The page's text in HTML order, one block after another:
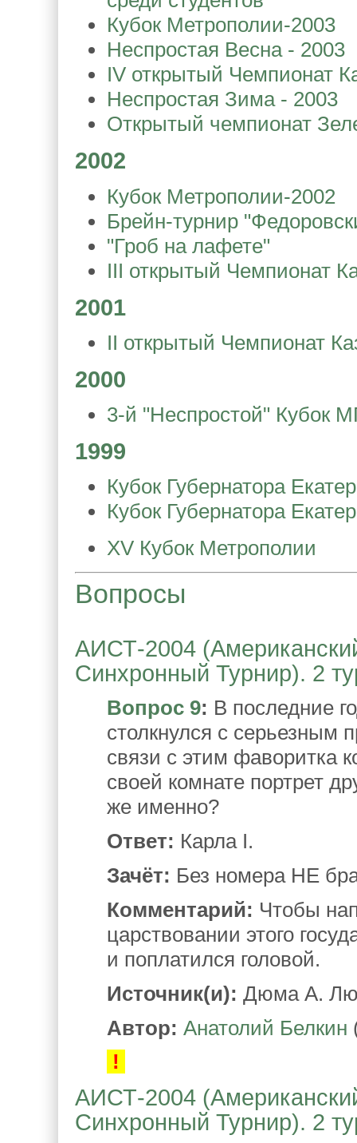
Кубок Метрополии-2003
Неспростая Весна - 2003
IV открытый Чемпионат
Неспростая Зима - 2003
Открытый чемпионат
2002
Кубок Метрополии-2002
Брейн-турнир
"Гроб на лафете"
III открытый Чемпионат
2001
II открытый Чемпионат
2000
3-й "Неспростой" Кубок
1999
Кубок Губернатора
Кубок Губернатора
XV Кубок Метрополии
Вопросы
АИСТ-2004
Синхронный Турнир). 2
Вопрос 9: В последние
столкнулся с серьезным
связи с этим фаворитка
своей комнате портрет
же именно?
Ответ: Карла I.
Зачёт: Без номера НЕ
Комментарий: Чтобы
царствовании этого
и поплатился головой.
Источник(и): Дюма А.
Автор: Анатолий Белкин
!
АИСТ-2004
Синхронный Турнир). 2